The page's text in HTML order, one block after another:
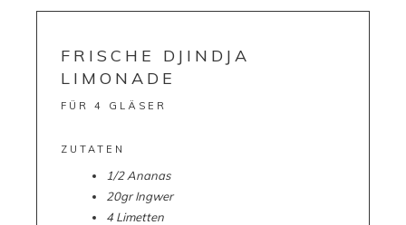
FRISCHE DJINDJA
LIMONADE
FÜR 4 GLÄSER
ZUTATEN
1/2 Ananas
20gr Ingwer
4 Limetten